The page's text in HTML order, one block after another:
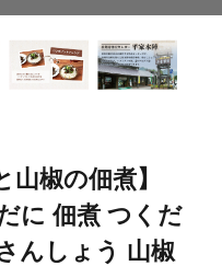
椒の佃煮】
に 佃煮 つくだ
んしょう 山椒